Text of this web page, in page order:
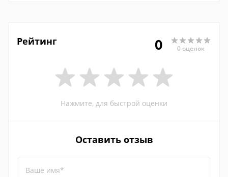
Рейтинг 0 0 оценок
Нажмите, для быстрой оценки
Оставить отзыв
Ваше имя*